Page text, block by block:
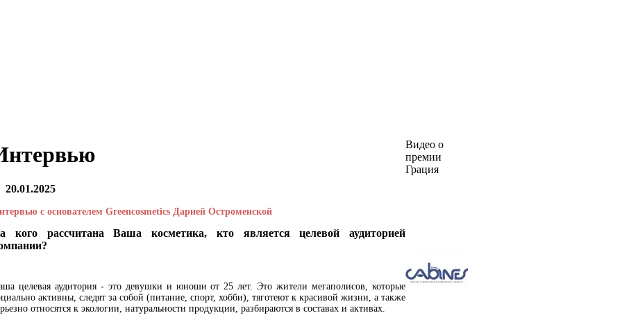
20.01.2025
с основателем Greencosmetics Дарией Остроменской
кого рассчитана Ваша косметика, кто является целевой аудиторией
целевая аудитория - это девушки и юноши от 25 лет. Это жители мегаполисов, которые
активны, следят за собой (питание, спорт, хобби), тяготеют к красивой жизни, а также
относятся к экологии, натуральности продукции, разбираются в составах и активах.
Видео о
премии
Грация